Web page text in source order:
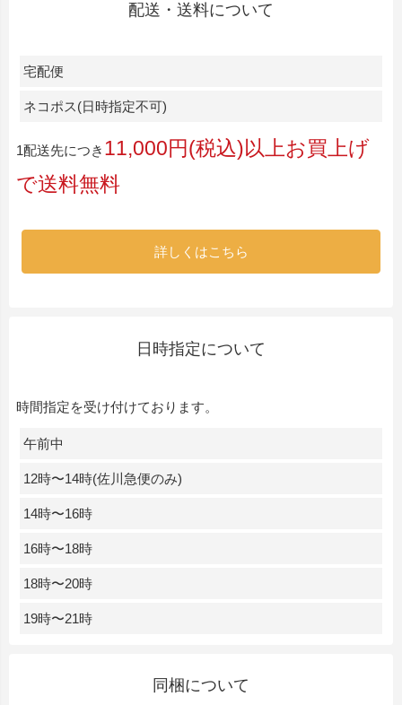
配送・送料について
宅配便
ネコポス(日時指定不可)
1配送先につき 11,000円(税込)以上お買上げ
で送料無料
詳しくはこちら
日時指定について
時間指定を受け付けております。
午前中
12時〜14時(佐川急便のみ)
14時〜16時
16時〜18時
18時〜20時
19時〜21時
同梱について